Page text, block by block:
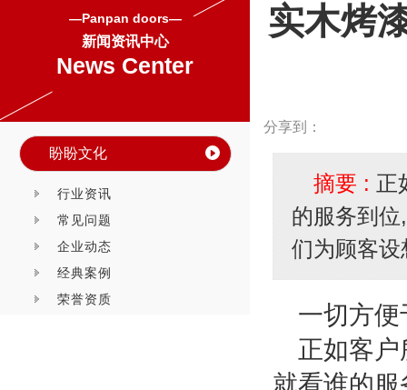
—Panpan doors—
新闻资讯中心
News Center
盼盼文化
行业资讯
常见问题
企业动态
经典案例
荣誉资质
实木烤
分享到：
摘要 : 正
的服务到
们为顾客设
一切方
正如客
就看谁的